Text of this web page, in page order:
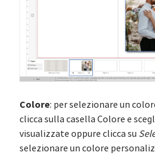
Colore: per selezionare un
clicca sulla casella Colore e
visualizzate oppure clicca su
selezionare un colore